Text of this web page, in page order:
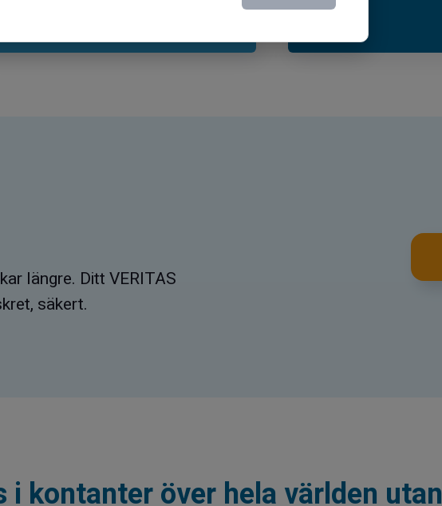
längre. Ditt VERITAS
säkert.
i kontanter över hela världen utan